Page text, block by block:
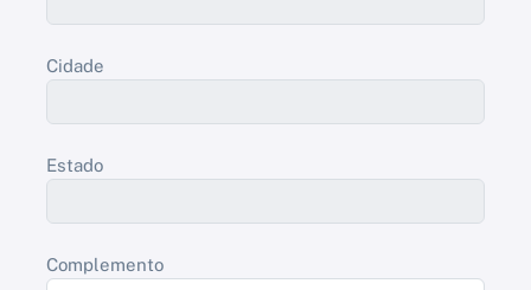
Cidade
Estado
Complemento